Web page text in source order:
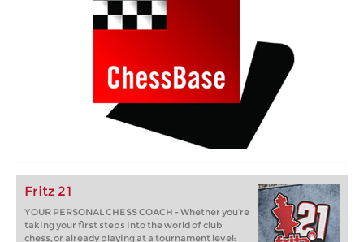
Fritz 21
YOUR PERSONAL CHESS COACH - Whether you’re
taking your first steps into the world of club
chess, or already playing at a tournament level: